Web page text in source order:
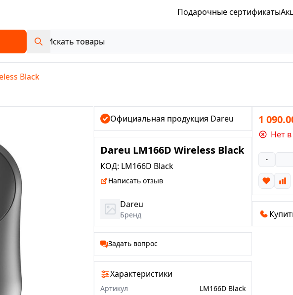
Подарочные сертификаты
Black
Официальная продукция Dareu
Dareu LM166D Wireless Black
КОД: LM166D Black
Написать отзыв
Dareu
Бренд
Задать вопрос
Характеристики
Артикул
LM166D Black
1
Нет
-